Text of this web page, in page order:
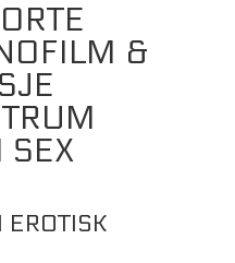
&
SEX
EROTISK